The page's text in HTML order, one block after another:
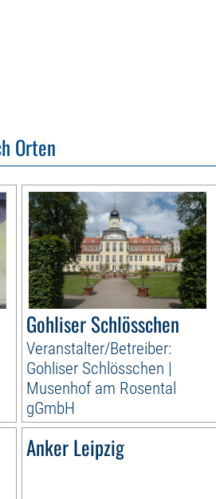
Orten
Gohliser Schlösschen
Veranstalter/Betreiber:
Gohliser Schlösschen |
Musenhof am Rosental
gGmbH
Anker Leipzig